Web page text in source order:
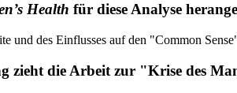
Health für diese Analyse
und des Einflusses auf den "Common
zieht die Arbeit zur "Krise des